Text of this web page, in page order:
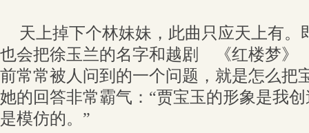
天上掉下个林妹妹，此曲只应天上有。
也会把徐玉兰的名字和越剧 《红楼梦》
前常常被人问到的一个问题，就是怎么把
她的回答非常霸气：“贾宝玉的形象是我
是模仿的。”